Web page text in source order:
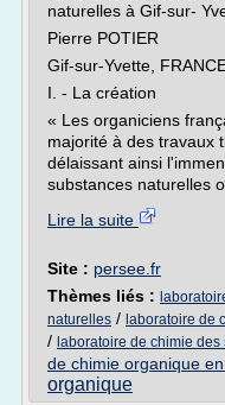
naturelles à Gif-sur-
Pierre POTIER
Gif-sur-Yvette,
I. - La création
« Les organiciens
majorité à des travaux
délaissant ainsi
substances naturelles
Lire la suite
Site : persee.fr
Thèmes liés :
naturelles / laboratoire de
/ laboratoire de chimie
de chimie organique
organique